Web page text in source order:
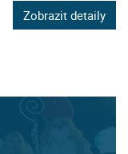
Zobrazit detaily